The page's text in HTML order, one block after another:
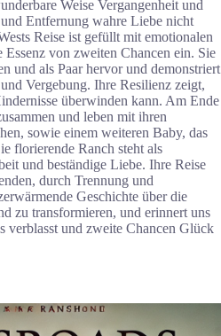
Weise Vergangenheit und
Entfernung wahre Liebe nicht
Reise ist gefüllt mit emotionalen
von zweiten Chancen ein. Sie
und als Paar hervor und demonstriert
Vergebung. Ihre Resilienz zeigt,
überwinden kann. Am Ende
und leben mit ihren
sowie einem weiteren Baby, das
florierende Ranch steht als
und beständige Liebe. Ihre Reise
durch Trennung und
Geschichte über die
zu transformieren, und erinnert uns
verblasst und zweite Chancen Glück